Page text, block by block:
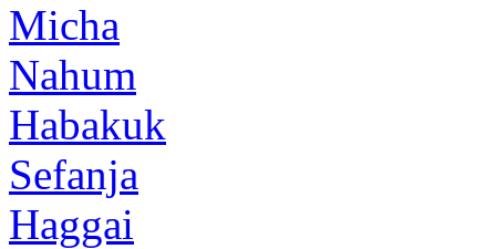
Micha
Nahum
Habakuk
Sefanja
Haggai